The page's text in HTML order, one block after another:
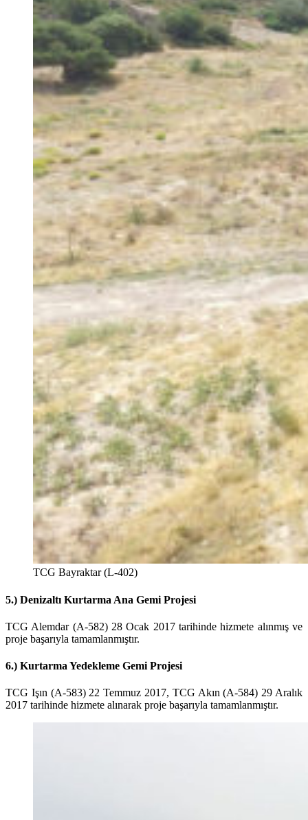
TCG Bayraktar (L-402)
5.) Denizaltı Kurtarma Ana Gemi Projesi
TCG Alemdar (A-582) 28 Ocak 2017 tarihinde hizmete alınmış ve
proje başarıyla tamamlanmıştır.
6.) Kurtarma Yedekleme Gemi Projesi
TCG Işın (A-583) 22 Temmuz 2017, TCG Akın (A-584) 29 Aralık
2017 tarihinde hizmete alınarak proje başarıyla tamamlanmıştır.